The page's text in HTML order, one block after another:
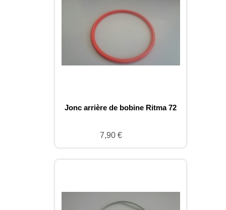
Jonc arrière de bobine Ritma 72
7,90 €